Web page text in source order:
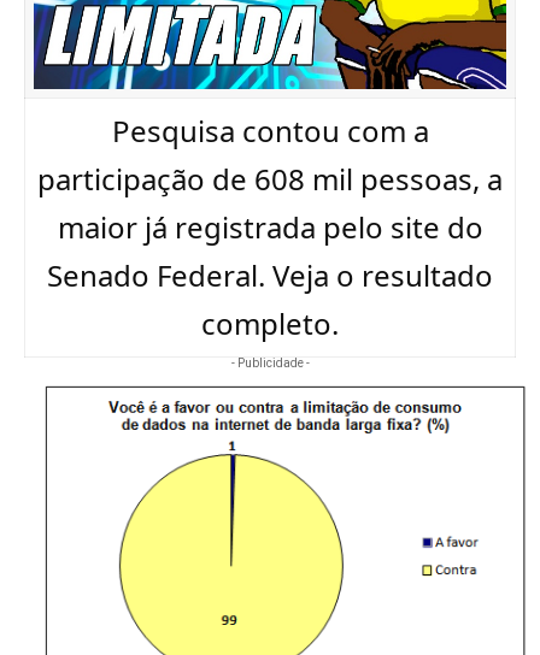
Pesquisa contou com a
participação de 608 mil pessoas, a
maior já registrada pelo site do
Senado Federal. Veja o resultado
completo.
- Publicidade -